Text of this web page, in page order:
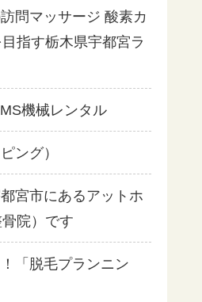
問マッサージ 酸素カ
指す栃木県宇都宮ラ
機械レンタル
ング）
宮市にあるアットホ
院）です
「脱毛プランニン